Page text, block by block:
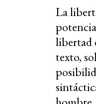
La
libertad
texto,